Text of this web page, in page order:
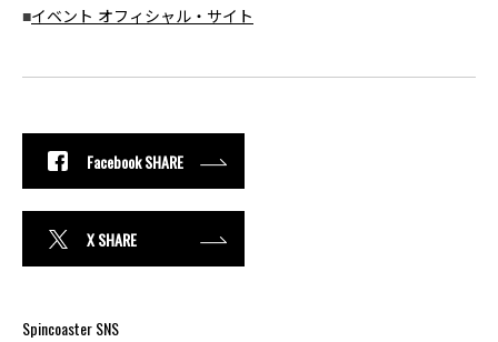
■イベント オフィシャル・サイト
Facebook SHARE
X SHARE
Spincoaster SNS